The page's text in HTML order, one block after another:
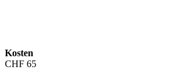
Kosten
CHF 65